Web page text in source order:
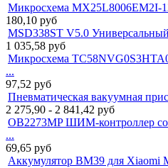
Микросхема MX25L8006EM2I-
180,10 руб
MSD338ST V5.0
1 035,58 руб
Микросхема
...
97,52 руб
Пневматическая вакуумная
2 275,90 - 2 841,42 руб
OB2273MP ШИМ-контроллер
...
69,65 руб
Аккумулятор BM39 для Xiaomi